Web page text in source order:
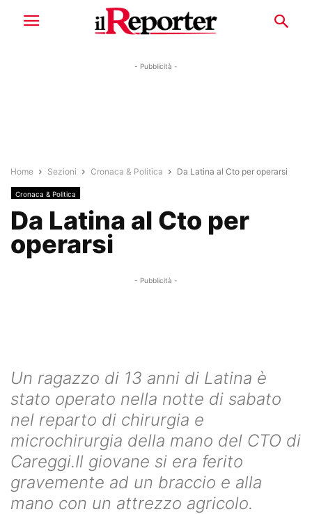
- Pubblicità -
Home Sezioni Cronaca & Politica Da Latina al Cto per operarsi
Cronaca & Politica
Da Latina al Cto per
operarsi
- Pubblicità -
Un ragazzo di 13 anni di Latina è
stato operato nella notte di sabato
nel reparto di chirurgia e
microchirurgia della mano del CTO di
Careggi.Il giovane si era ferito
gravemente ad un braccio e alla
mano con un attrezzo agricolo.